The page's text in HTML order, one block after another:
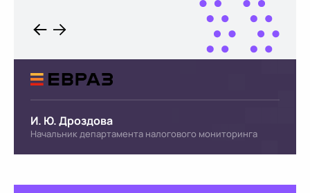
И. Ю. Дроздова
Начальник департамента налогового мониторинга